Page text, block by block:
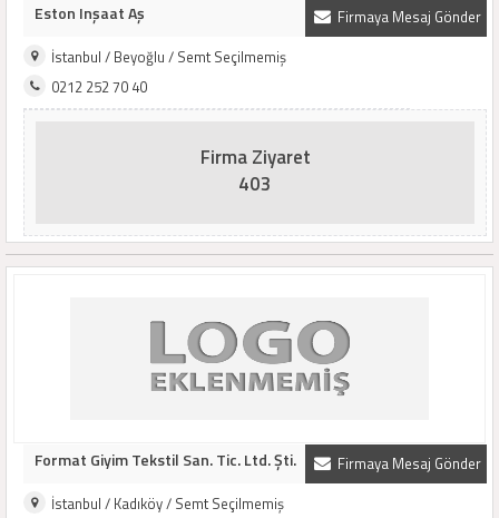
Firmaya Mesaj Gönder
Eston Inşaat Aş
İstanbul / Beyoğlu / Semt Seçilmemiş
0212 252 70 40
Firma Ziyaret
403
Firmaya Mesaj Gönder
Format Giyim Tekstil San. Tic. Ltd. Şti.
İstanbul / Kadıköy / Semt Seçilmemiş